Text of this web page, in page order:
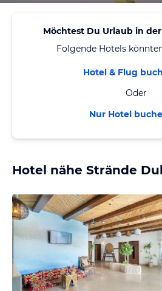
Möchtest Du Urlaub in
Folgende Hotels
Hotel & Flug
Oder
Nur Hotel
Hotel nähe Strände